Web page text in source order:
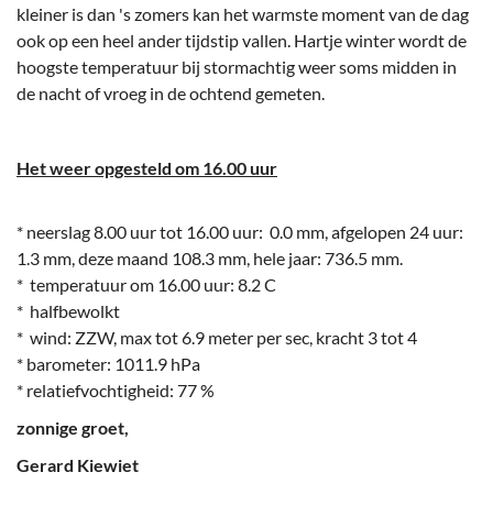
kleiner is dan 's zomers kan het warmste moment van de dag
ook op een heel ander tijdstip vallen. Hartje winter wordt de
hoogste temperatuur bij stormachtig weer soms midden in
de nacht of vroeg in de ochtend gemeten.
Het weer opgesteld om 16.00 uur
* neerslag 8.00 uur tot 16.00 uur: 0.0 mm, afgelopen 24 uur:
1.3 mm, deze maand 108.3 mm, hele jaar: 736.5 mm.
* temperatuur om 16.00 uur: 8.2 C
* halfbewolkt
* wind: ZZW, max tot 6.9 meter per sec, kracht 3 tot 4
* barometer: 1011.9 hPa
* relatiefvochtigheid: 77 %
zonnige groet,
Gerard Kiewiet